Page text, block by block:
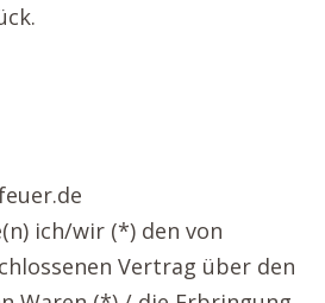
ich/wir (*) den von
Vertrag über den